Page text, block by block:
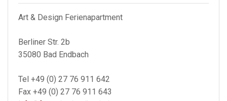
Art & Design Ferienapartment
Berliner Str. 2b
35080 Bad Endbach
Tel +49 (0) 27 76 911 642
Fax +49 (0) 27 76 911 643